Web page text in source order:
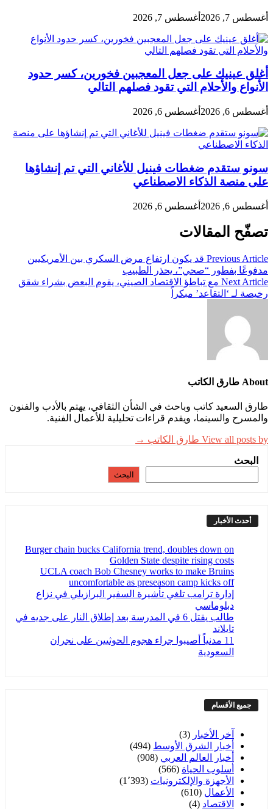
أغسطس 7, 2026 أغسطس 7, 2026
أغلق عينيك على جعل المعجبين فخورين، كسر حدود
الأنواع والأحلام التي تقود فصلهم التالي
أغسطس 6, 2026 أغسطس 6, 2026
سونو ستقدم ضغطات فينيل للأغاني التي تم إنشاؤها
على منصة الذكاء الاصطناعي
أغسطس 6, 2026 أغسطس 6, 2026
تصفّح المقالات
Previous Article قد يكون ارتفاع مرض السكري بين الأمريكيين
مدفوعًا بفطور “صحي”، يحذر الطبيب
Next Article مع تباطؤ الاقتصاد الصيني، يقوم البعض بشراء شقق
رخيصة لـ ‘التقاعد’ مبكراً
About طارق الكاتب
طارق السعيد كاتب وباحث في الشأن الثقافي، يهتم بالأدب والفنون
والمسرح والسينما، ويقدم قراءات تحليلية للأعمال الفنية.
View all posts by طارق الكاتب →
البحث
البحث
أحدث الأخبار
Burger chain bucks California trend, doubles down on
Golden State despite rising costs
UCLA coach Bob Chesney works to make Bruins
uncomfortable as preseason camp kicks off
إدارة ترامب تلغي تأشيرة السفير البرازيلي في نزاع
دبلوماسي
طالب يقتل 6 في المدرسة بعد إطلاق النار على جديه في
تايلاند
11 مدنياً أصيبوا جراء هجوم الحوثيين على نجران
السعودية
جميع الأقسام
آخر الأخبار (3)
أخبار الشرق الأوسط (494)
أخبار العالم العربي (908)
أسلوب الحياة (566)
الأجهزة والإلكترونيات (1٬393)
الأعمال (610)
الاقتصاد (4)